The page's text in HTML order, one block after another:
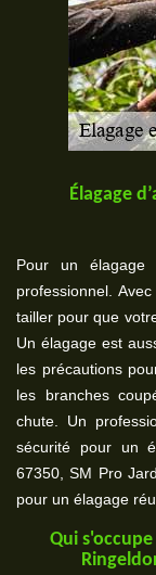
Élagage
Pour un
professionnel.
tailler pour que
Un élagage est
les précautions
les branches
chute. Un
sécurité pour un
67350, SM Pro
pour un élagage
Qui